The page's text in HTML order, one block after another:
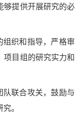
够提供开展研究的必
组织和指导，严格审
项目组的研究实力和
队联合攻关，鼓励与
。